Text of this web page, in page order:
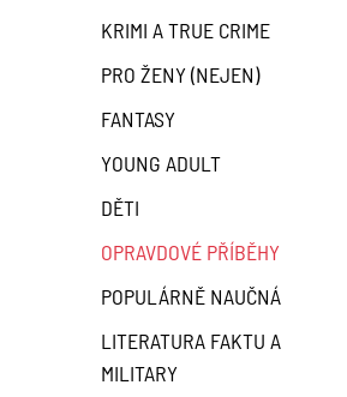
KRIMI A TRUE CRIME
PRO ŽENY (NEJEN)
FANTASY
YOUNG ADULT
DĚTI
OPRAVDOVÉ PŘÍBĚHY
POPULÁRNĚ NAUČNÁ
LITERATURA FAKTU A
MILITARY